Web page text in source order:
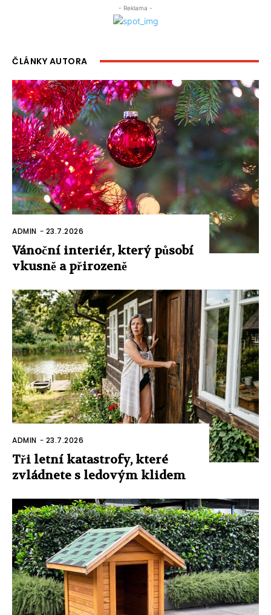
- Reklama -
ČLÁNKY AUTORA
ADMIN - 23.7.2026
Vánoční interiér, který působí
vkusně a přirozeně
ADMIN - 23.7.2026
Tři letní katastrofy, které
zvládnete s ledovým klidem